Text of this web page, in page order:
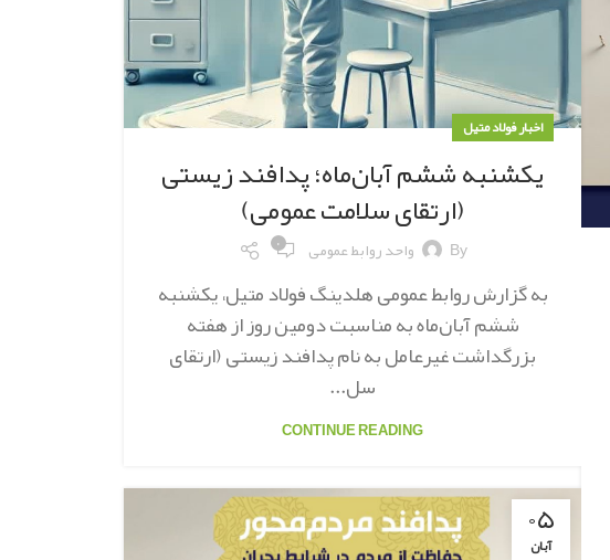
اخبار فولاد متیل
یکشنبه ششم آبان‌ماه؛ پدافند زیستی
(ارتقای سلامت عمومی)
By واحد روابط عمومی ۰
به گزارش روابط عمومی هلدینگ فولاد متیل، یکشنبه
ششم آبان‌ماه به مناسبت دومین روز از هفته
بزرگداشت غیرعامل به نام پدافند زیستی (ارتقای
سل...
CONTINUE READING
۰۵
آبان